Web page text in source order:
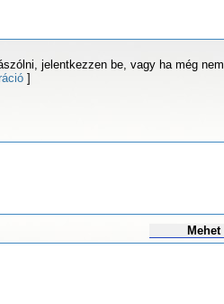
jelentkezzen be, vagy ha még nem
]
Mehet